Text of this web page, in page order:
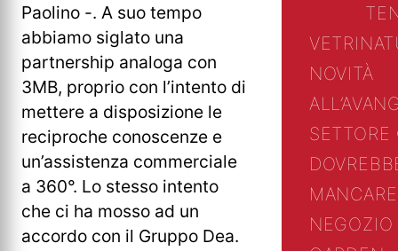
Paolino -. A suo tempo
abbiamo siglato una
partnership analoga con
3MB, proprio con l’intento di
mettere a disposizione le
reciproche conoscenze e
un’assistenza commerciale
a 360°. Lo stesso intento
che ci ha mosso ad un
accordo con il Gruppo Dea.
VETRINA
NOVITÀ